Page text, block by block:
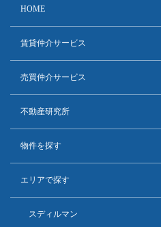
HOME
賃貸仲介サービス
売買仲介サービス
不動産研究所
物件を探す
エリアで探す
スディルマン